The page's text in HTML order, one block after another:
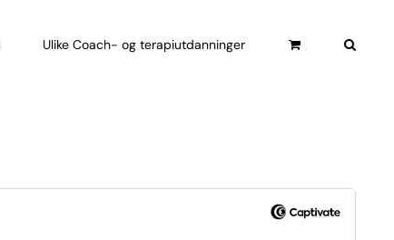
Ulike Coach- og terapiutdanninger